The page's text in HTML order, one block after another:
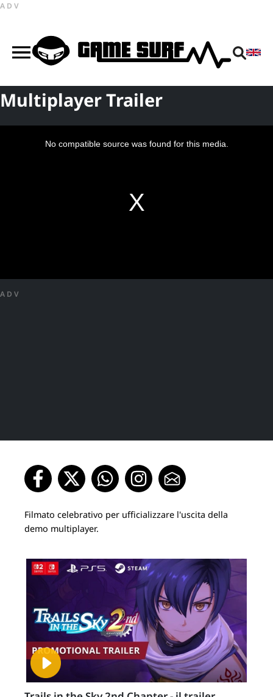
ADV
Multiplayer Trailer
No compatible source was found for this media.
ADV
Filmato celebrativo per ufficializzare l'uscita della
demo multiplayer.